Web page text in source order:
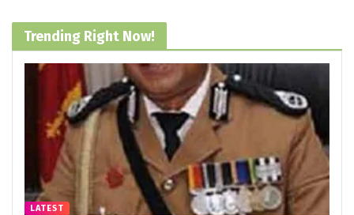
Trending Right Now!
LATEST